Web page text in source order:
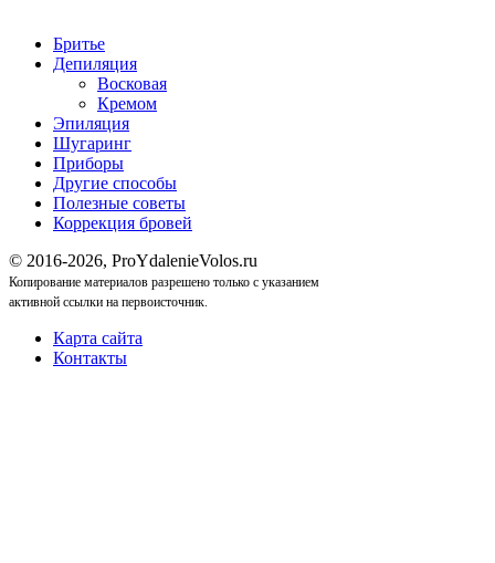
Бритье
Депиляция
Восковая
Кремом
Эпиляция
Шугаринг
Приборы
Другие способы
Полезные советы
Коррекция бровей
© 2016-2026, ProYdalenieVolos.ru
Копирование материалов разрешено только с указанием
активной ссылки на первоисточник.
Карта сайта
Контакты